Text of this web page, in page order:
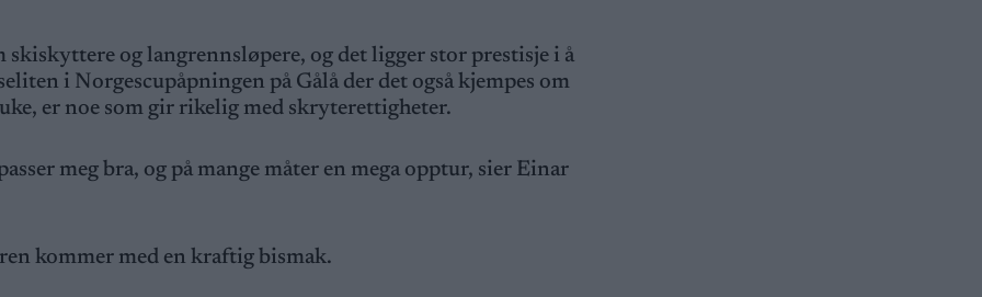
og langrennsløpere, og det ligger stor prestisje i å
i Norgescupåpningen på Gålå der det også kjempes om
er noe som gir rikelig med skryterettigheter.
meg bra, og på mange måter en mega opptur, sier Einar
kommer med en kraftig bismak.